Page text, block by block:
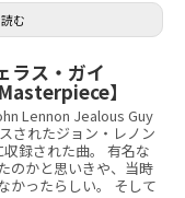
む
ラス・ガイ
】
Lennon Jealous Guy
されたジョン・レノン
録された曲。 有名な
のかと思いきや、当時
かったらしい。 そして